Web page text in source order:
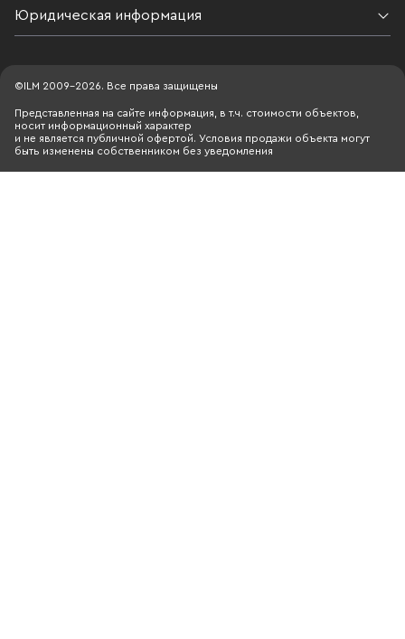
Юридическая информация
©ILM 2009-2026. Все права защищены
Представленная на сайте информация, в т.ч. стоимости объектов,
носит информационный характер
и не является публичной офертой. Условия продажи объекта могут
быть изменены собственником без уведомления